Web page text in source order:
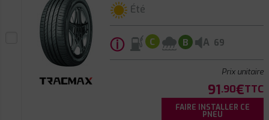
Été
ⓘ C B A 69
Prix unitaire
91.90€TTC
FAIRE INSTALLER CE
PNEU